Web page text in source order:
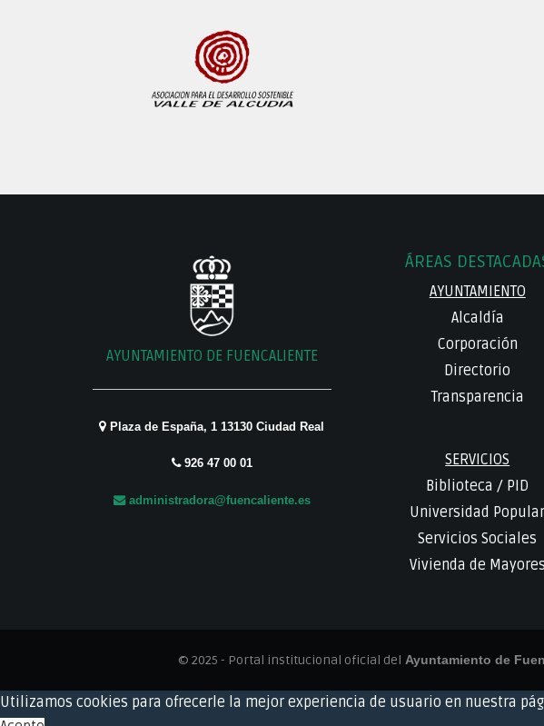
AYUNTAMIENTO DE FUENCALIENTE
Plaza de España, 1 13130 Ciudad Real
926 47 00 01
administradora@fuencaliente.es
ÁREAS
AYUNTAMIENTO
Alcaldía
Corporación
Directorio
Transparencia
SERVICIOS
Biblioteca / PID
Universidad Popular
Servicios Sociales
Vivienda de Mayores
© 2025 - Portal institucional oficial del Ayuntamiento de
Utilizamos cookies para ofrecerle la mejor experiencia de usuario en nuestra